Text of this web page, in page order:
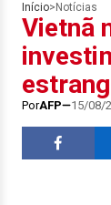
Início> Notícias
Vietnã
PorAFP 15/08/